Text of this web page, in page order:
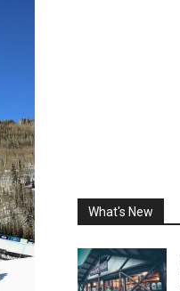
What's New